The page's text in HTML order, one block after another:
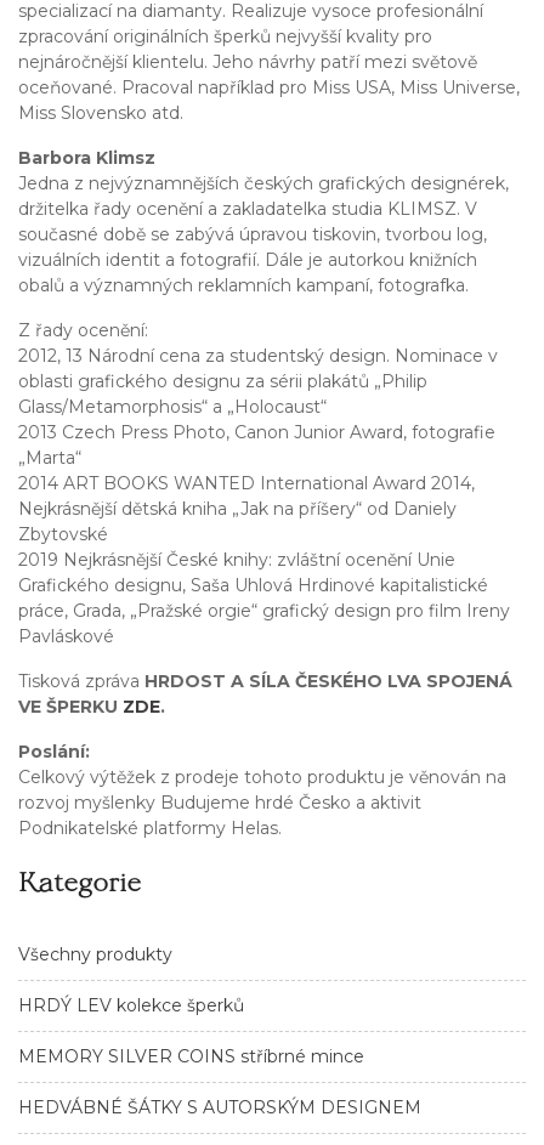
Kategorie
Všechny produkty
HRDÝ LEV kolekce šperků
MEMORY SILVER COINS stříbrné mince
HEDVÁBNÉ ŠÁTKY S AUTORSKÝM DESIGNEM
specializací na diamanty. Realizuje vysoce profesionální
zpracování originálních šperků nejvyšší kvality pro
nejnáročnější klientelu. Jeho návrhy patří mezi světově
oceňované. Pracoval například pro Miss USA, Miss Universe,
Miss Slovensko atd.
Barbora Klimsz
Jedna z nejvýznamnějších českých grafických designérek,
držitelka řady ocenění a zakladatelka studia KLIMSZ. V
současné době se zabývá úpravou tiskovin, tvorbou log,
vizuálních identit a fotografií. Dále je autorkou knižních
obalů a významných reklamních kampaní, fotografka.
Z řady ocenění:
2012, 13 Národní cena za studentský design. Nominace v
oblasti grafického designu za sérii plakátů „Philip
Glass/Metamorphosis“ a „Holocaust“
2013 Czech Press Photo, Canon Junior Award, fotografie
„Marta“
2014 ART BOOKS WANTED International Award 2014,
Nejkrásnější dětská kniha „Jak na příšery“ od Daniely
Zbytovské
2019 Nejkrásnější České knihy: zvláštní ocenění Unie
Grafického designu, Saša Uhlová Hrdinové kapitalistické
práce, Grada, „Pražské orgie“ grafický design pro film Ireny
Pavláskové
Tisková zpráva HRDOST A SÍLA ČESKÉHO LVA SPOJENÁ
VE ŠPERKU ZDE.
Poslání:
Celkový výtěžek z prodeje tohoto produktu je věnován na
rozvoj myšlenky Budujeme hrdé Česko a aktivit
Podnikatelské platformy Helas.